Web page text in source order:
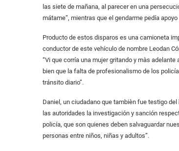
las siete de mañana, al parecer en una
mátame”, mientras que el gendarme pedía
Producto de estos disparos es una camioneta
conductor de este vehículo de nombre Leodan
“Vi que corría una mujer gritando y màs
bien que la falta de profesionalismo de los
tránsito diario”.
Daniel, un ciudadano que tambièn fue testigo
las autoridades la investigación y sanción
policía, que son quienes deben salvaguardar
personas entre niños, niñas y adultos”.